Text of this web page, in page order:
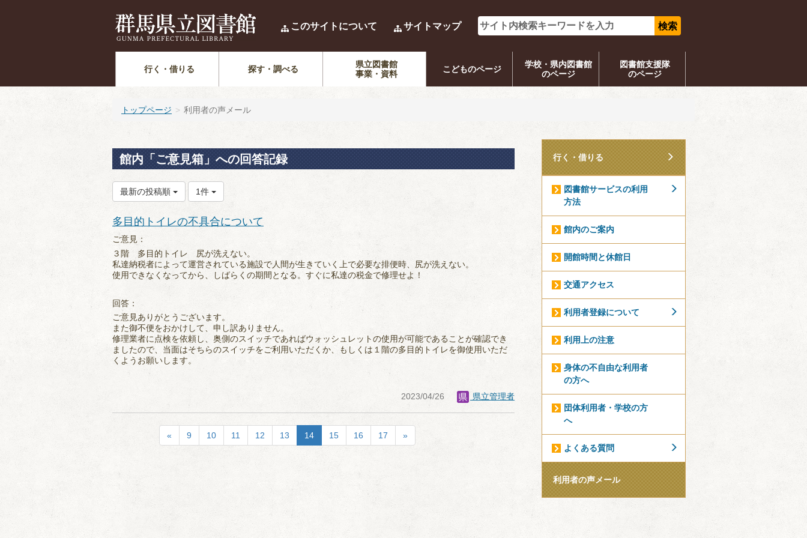
このサイトについて サイトマップ
行く・借りる 探す・調べる
県立図書館
事業・資料
こどものページ
学校・県内図書館
のページ
図書館支援隊
のページ
トップページ 利用者の声メール
館内「ご意見箱」への回答記録
最新の投稿順 1件
多目的トイレの不具合について
ご意見：
３階 多目的トイレ 尻が洗えない。
私達納税者によって運営されている施設で人間が生きていく上で必要な排便時、尻が洗えない。
使用できなくなってから、しばらくの期間となる。すぐに私達の税金で修理せよ！
回答：
ご意見ありがとうございます。
また御不便をおかけして、申し訳ありません。
修理業者に点検を依頼し、奥側のスイッチであればウォッシュレットの使用が可能であることが確認でき
ましたので、当面はそちらのスイッチをご利用いただくか、もしくは１階の多目的トイレを御使用いただ
くようお願いします。
2023/04/26 県立管理者
« 9 10 11 12 13 14 15 16 17 »
行く・借りる
図書館サービスの利用
方法
館内のご案内
開館時間と休館日
交通アクセス
利用者登録について
利用上の注意
身体の不自由な利用者
の方へ
団体利用者・学校の方
へ
よくある質問
利用者の声メール